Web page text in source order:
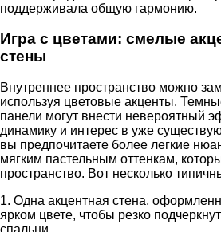
поддерживала общую гармонию.
Игра с цветами: смелые
стены
Внутреннее пространство можно
используя цветовые акценты.
панели могут внести невероятный
динамику и интерес в уже
вы предпочитаете более легкие
мягким пастельным оттенкам,
пространство. Вот несколько
1. Одна акцентная стена,
ярком цвете, чтобы резко
спальни.